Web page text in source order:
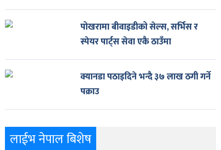
पोखरामा बीवाइडीको सेल्स, सर्भिस र
स्पेयर पार्ट्स सेवा एकै ठाउँमा
क्यानडा पठाइदिने भन्दै ३७ लाख ठगी गर्ने
पक्राउ
लाईभ नेपाल बिशेष